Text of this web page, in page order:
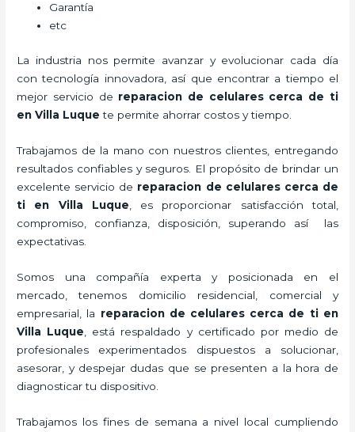
Garantía
etc
La industria nos permite avanzar y evolucionar cada día
con tecnología innovadora, así que encontrar a tiempo el
mejor servicio de reparacion de celulares cerca de ti
en Villa Luque te permite ahorrar costos y tiempo.
Trabajamos de la mano con nuestros clientes, entregando
resultados confiables y seguros. El propósito de brindar un
excelente servicio de reparacion de celulares cerca de
ti en Villa Luque , es proporcionar satisfacción total,
compromiso, confianza, disposición, superando así las
expectativas.
Somos una compañía experta y posicionada en el
mercado, tenemos domicilio residencial, comercial y
empresarial, la reparacion de celulares cerca de ti en
Villa Luque , está respaldado y certificado por medio de
profesionales experimentados dispuestos a solucionar,
asesorar, y despejar dudas que se presenten a la hora de
diagnosticar tu dispositivo.
Trabajamos los fines de semana a nivel local cumpliendo